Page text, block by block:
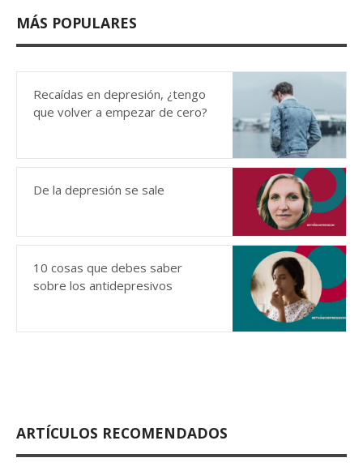
MÁS POPULARES
Recaídas en depresión, ¿tengo
que volver a empezar de cero?
De la depresión se sale
10 cosas que debes saber
sobre los antidepresivos
ARTÍCULOS RECOMENDADOS